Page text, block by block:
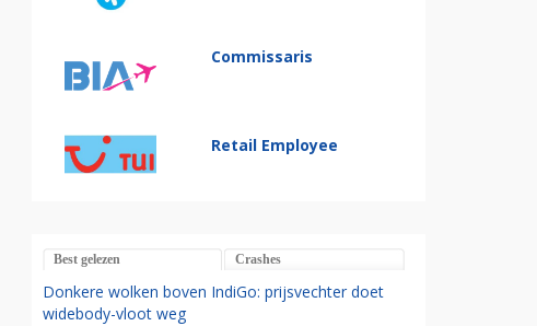
Commissaris
Retail Employee
Best gelezen Crashes
Donkere wolken boven IndiGo: prijsvechter doet
widebody-vloot weg